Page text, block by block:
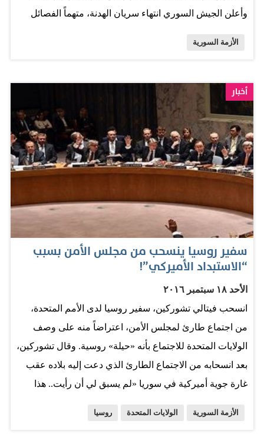
وأعلن الجيش السوري انتهاء سريان الهدنة، متهماً الفصائل
آخر من مدينة غازي عنتاب التركية أن جماعات المعارضة
تستعد للقتال. وقال مسؤول المساعدات بالأمم المتحدة إن
قافلة مساعدات كانت في طريقها إلى شرق حلب المحاصرة
ما زالت عالقة في تركيا. وأعلن الرئيس التركي رجب طيب
أردوغان، قبيل سفره إلى الأمم المتحدة، عما أسماه تطهير
«الإرهابيين»، ومنهم مقاتلو تنظيم داعش، مشيراً إلى أن
المساحة يمكن أن ترتفع إلى خمسة آلاف كلم مربع عما
قريب. المصدر: البيان
الأزمة السورية
أخبار
سفير روسيا ينسحب من مجلس الأمن بسبب
“الاستبداد الأميركي”!
الأحد ١٨ سبتمبر ٢٠١٦
انسحب فيتالي تشوركين، سفير روسيا لدى الأمم المتحدة،
من اجتماع طارئ لمجلس الأمن، اعتراضاً منه على وصف
الولايات المتحدة للاجتماع بأنه «حيلة» روسية. وقال تشوركين،
بعد انسحابه من الاجتماع الطارئ الذي دعت إليه بلاده عقب
غارة جوية أميركية في سوريا «لم يسبق لي أن رأيت.. هذا
الأزمة السورية الولايات المتحدة روسيا